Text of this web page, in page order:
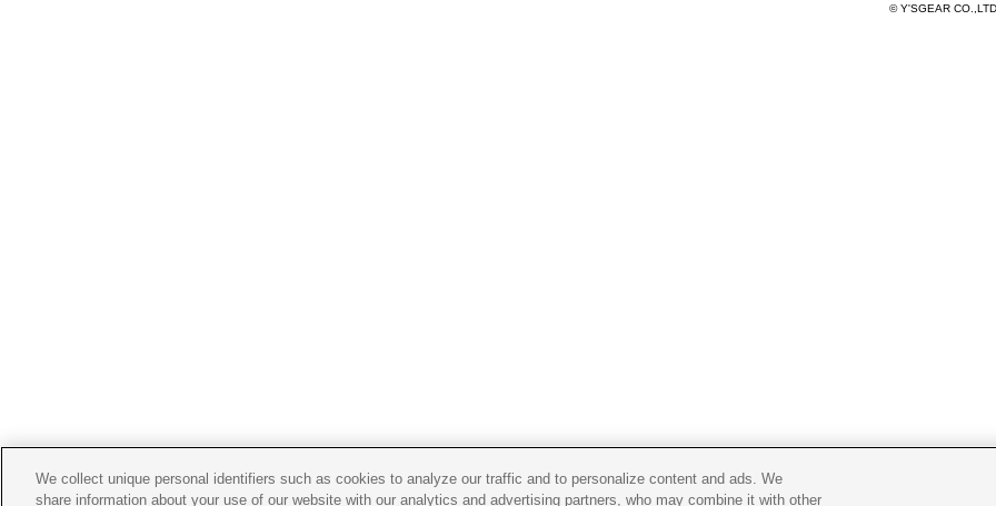
© Y'SGEAR
We collect unique personal identifiers such as cookies to analyze our traffic and to personalize content and ads. We
share information about your use of our website with our analytics and advertising partners, who may combine it with other